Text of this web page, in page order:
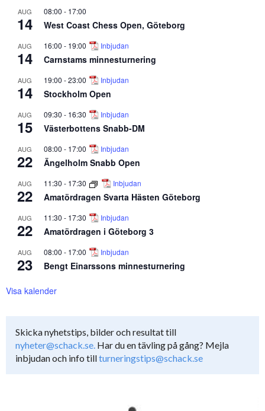
AUG
14
08:00 - 17:00
West Coast Chess Open, Göteborg
AUG
14
16:00 - 19:00 Inbjudan
Carnstams minnesturnering
AUG
14
19:00 -23:00 Inbjudan
Stockholm Open
AUG
15
09:30 - 16:30 Inbjudan
Västerbottens Snabb-DM
AUG
22
08:00 - 17:00 Inbjudan
Ängelholm Snabb Open
AUG
22
11:30 - 17:30 Inbjudan
Amatördragen Svarta Hästen Göteborg
AUG
22
11:30 - 17:30 Inbjudan
Amatördragen i Göteborg 3
AUG
23
08:00 - 17:00 Inbjudan
Bengt Einarssons minnesturnering
Visa kalender
Skicka nyhetstips, bilder och resultat till
nyheter@schack.se. Har du en tävling på gång? Mejla
inbjudan och info tillturneringstips@schack.se